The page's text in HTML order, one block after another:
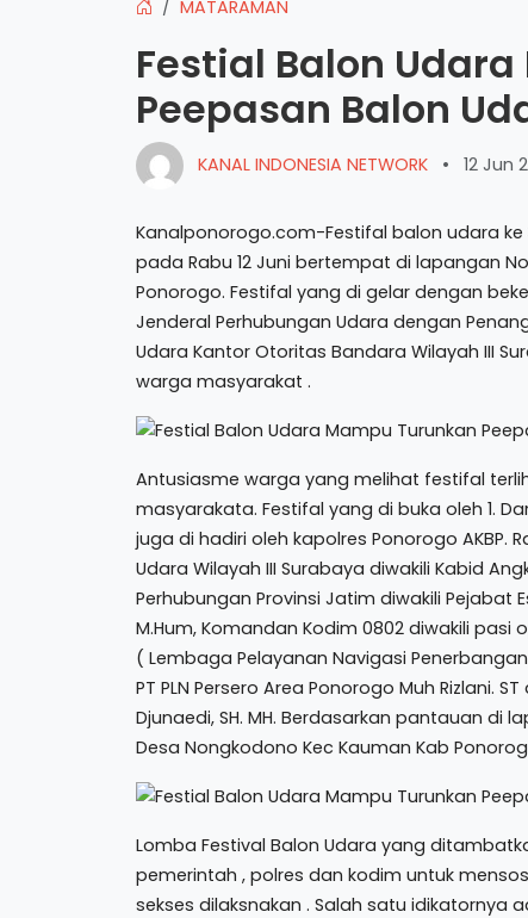
MATARAMAN
Festial Balon
Peepasan Balon
KANAL INDONESIA NETWORK • 12 Jun
Kanalponorogo.com-Festifal balon udara ke
pada Rabu 12 Juni bertempat di lapangan
Ponorogo. Festifal yang di gelar dengan
Jenderal Perhubungan Udara dengan
Udara Kantor Otoritas Bandara Wilayah III
warga masyarakat .
Antusiasme warga yang melihat festifal
masyarakata. Festifal yang di buka oleh 1.
juga di hadiri oleh kapolres Ponorogo AKBP.
Udara Wilayah III Surabaya diwakili Kabid
Perhubungan Provinsi Jatim diwakili Pejabat
M.Hum, Komandan Kodim 0802 diwakili pasi
( Lembaga Pelayanan Navigasi
PT PLN Persero Area Ponorogo Muh Rizlani.
Djunaedi, SH. MH. Berdasarkan pantauan di
Desa Nongkodono Kec Kauman Kab
Lomba Festival Balon Udara yang
pemerintah , polres dan kodim untuk
sekses dilaksnakan . Salah satu